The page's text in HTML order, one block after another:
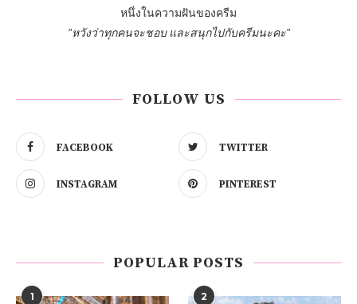
หนึ่งในความฝันของครีม
"หวังว่าทุกคนจะชอบ และสนุกไปกับครีมนะคะ"
FOLLOW US
FACEBOOK TWITTER
INSTAGRAM PINTEREST
POPULAR POSTS
1 2